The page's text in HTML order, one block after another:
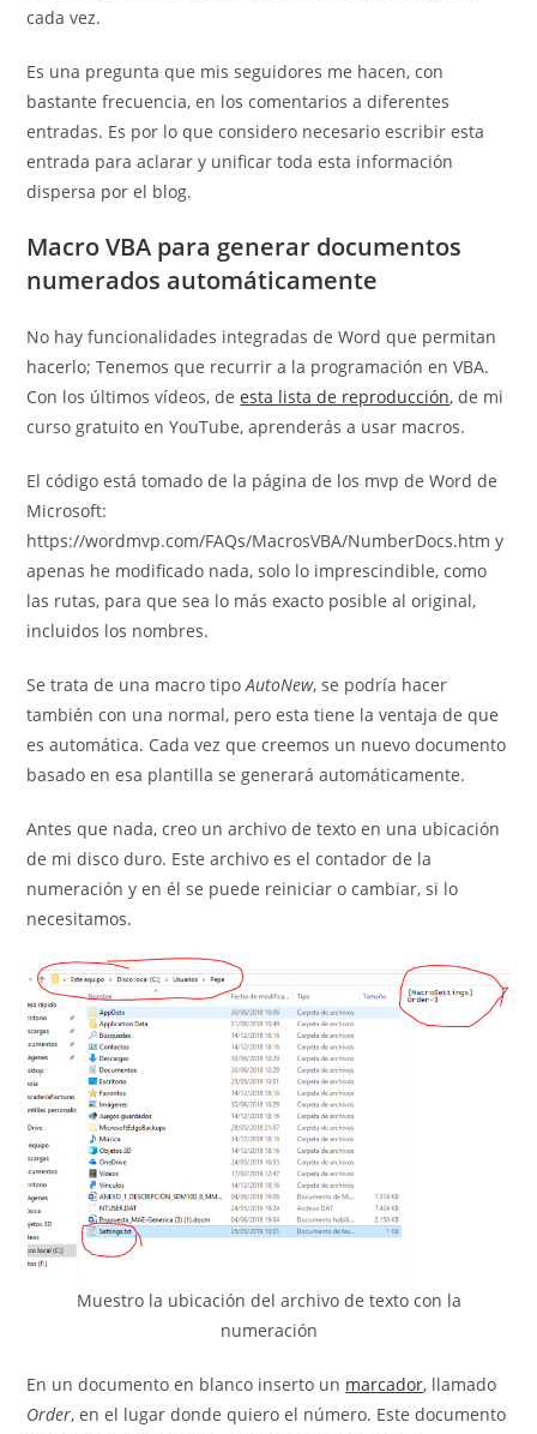
cada vez.
Es una pregunta que mis seguidores me hacen, con
bastante frecuencia, en los comentarios a diferentes
entradas. Es por lo que considero necesario escribir esta
entrada para aclarar y unificar toda esta información
dispersa por el blog.
Macro VBA para generar documentos
numerados automáticamente
No hay funcionalidades integradas de Word que permitan
hacerlo; Tenemos que recurrir a la programación en VBA.
Con los últimos vídeos, deesta lista de reproducción, de mi
curso gratuito en YouTube, aprenderás a usar macros.
El código está tomado de la página de los mvp de Word de
Microsoft:
https://wordmvp.com/FAQs/MacrosVBA/NumberDocs.htm y
apenas he modificado nada, solo lo imprescindible, como
las rutas, para que sea lo más exacto posible al original,
incluidos los nombres.
Se trata de una macro tipoAutoNew, se podría hacer
también con una normal, pero esta tiene la ventaja de que
es automática. Cada vez que creemos un nuevo documento
basado en esa plantilla se generará automáticamente.
Antes que nada, creo un archivo de texto en una ubicación
de mi disco duro. Este archivo es el contador de la
numeración y en él se puede reiniciar o cambiar, si lo
necesitamos.
Muestro la ubicación del archivo de texto con la
numeración
En un documento en blanco inserto un marcador, llamado
Order, en el lugar donde quiero el número. Este documento